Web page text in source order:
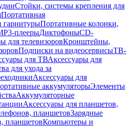
Стойки, системы крепления для
Портативная
Портативные колонки,
плеерыДиктофоныCD-
для телевизоровКронштейны,
Подписки на видеосервисыТВ-
для ТВАксессуары для
для ухода за
Аксессуары для
аккумуляторыЭлементы
Аккумуляторные
Аксессуары для планшетов,
планшетовЗарядные
планшетовКомпьютеры и